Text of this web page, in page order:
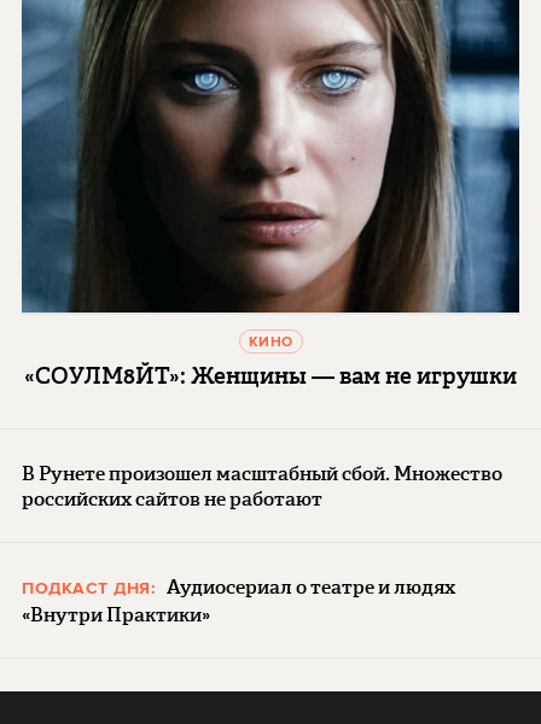
КИНО
«СОУЛМ8ЙТ»: Женщины — вам не игрушки
В Рунете произошел масштабный сбой. Множество
российских сайтов не работают
ПОДКАСТ ДНЯ: Аудиосериал о театре и людях
«Внутри Практики»